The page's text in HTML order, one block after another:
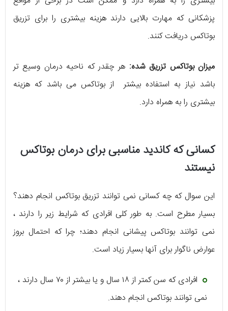
پزشکانی که مهارت بالایی دارند هزینه بیشتری را برای تزریق
بوتاکس دریافت کنند.
میزان بوتاکس تزریق شده: هر چقدر که ناحیه درمان وسیع تر
باشد نیاز به استفاده بیشتر از بوتاکس می باشد که هزینه
بیشتری را به همراه دارد.
کسانی که کاندید مناسبی برای درمان بوتاکس
نیستند
این سوال که چه کسانی نمی توانند تزریق بوتاکس انجام دهند؟
بسیار مطرح است. به طور کلی افرادی که شرایط زیر را دارند ،
نمی توانند بوتاکس پیشانی انجام دهند؛ چرا که احتمال بروز
عوارض ناگوار برای آنها بسیار زیاد است.
افرادی که سن کمتر از ۱۸ سال و یا بیشتر از ۷۰ سال دارند ،
نمی توانند بوتاکس انجام دهند.